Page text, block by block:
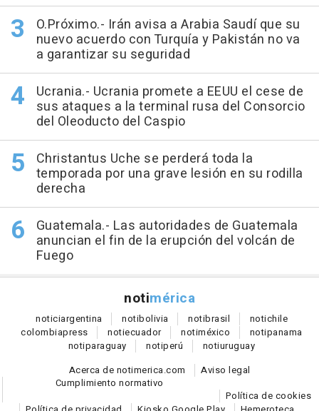
O.Próximo.- Irán avisa a Arabia Saudí que su
nuevo acuerdo con Turquía y Pakistán no va
a garantizar su seguridad
Ucrania.- Ucrania promete a EEUU el cese de
sus ataques a la terminal rusa del Consorcio
del Oleoducto del Caspio
Christantus Uche se perderá toda la
temporada por una grave lesión en su rodilla
derecha
Guatemala.- Las autoridades de Guatemala
anuncian el fin de la erupción del volcán de
Fuego
notimérica
noticiargentina notibolivia notibrasil notichile
colombiapress notiecuador notiméxico notipanama
notiparaguay notiperú notiuruguay
Acerca de notimerica.com
Aviso legal
Cumplimiento normativo
Política de cookies